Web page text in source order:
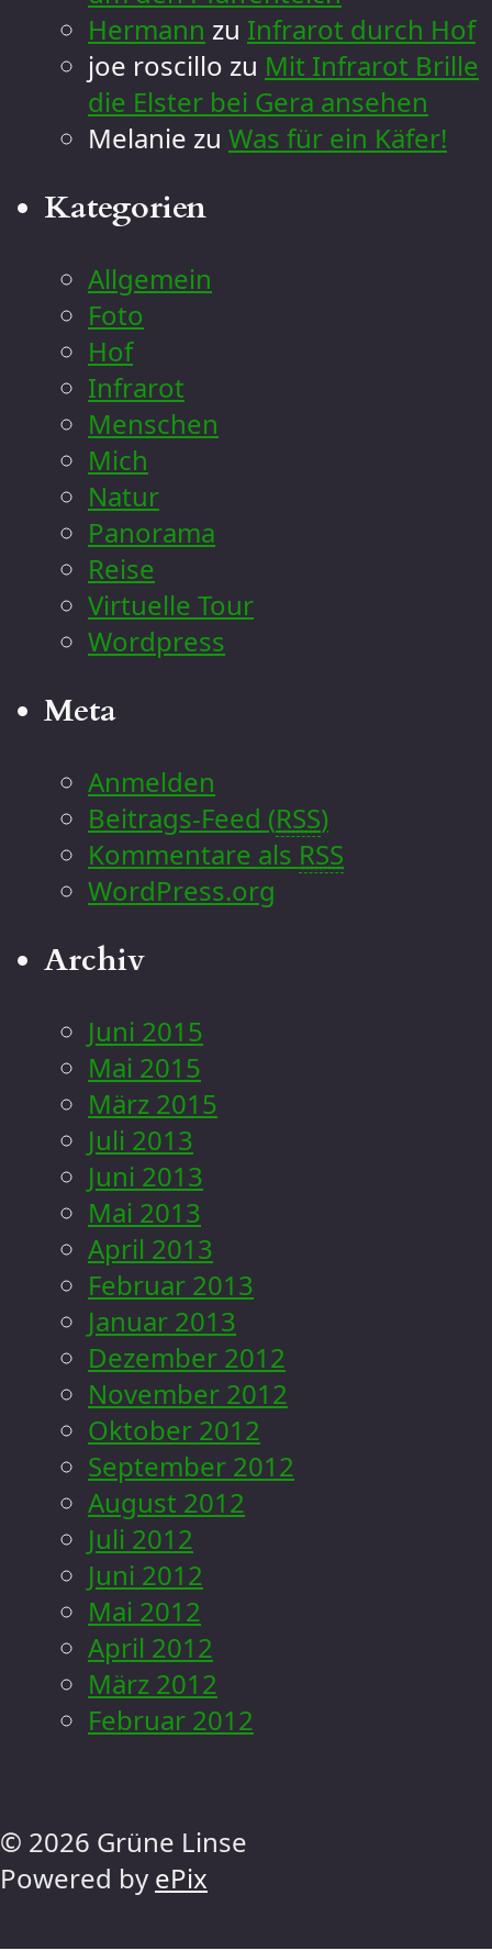
Hermann zu Infrarot durch Hof
joe roscillo zu Mit Infrarot Brille
die Elster bei Gera ansehen
Melanie zu Was für ein Käfer!
Kategorien
Allgemein
Foto
Hof
Infrarot
Menschen
Mich
Natur
Panorama
Reise
Virtuelle Tour
Wordpress
Meta
Anmelden
Beitrags-Feed (RSS)
Kommentare als RSS
WordPress.org
Archiv
Juni 2015
Mai 2015
März 2015
Juli 2013
Juni 2013
Mai 2013
April 2013
Februar 2013
Januar 2013
Dezember 2012
November 2012
Oktober 2012
September 2012
August 2012
Juli 2012
Juni 2012
Mai 2012
April 2012
März 2012
Februar 2012
© 2026 Grüne Linse
Powered by ePix